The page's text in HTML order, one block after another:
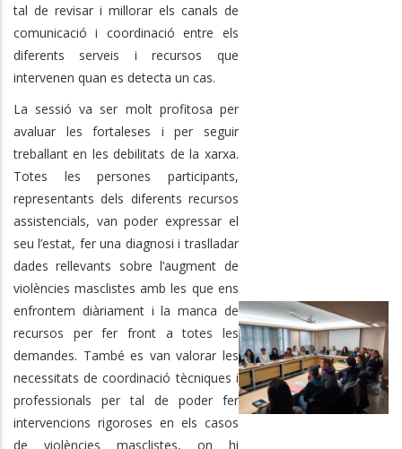
tal de revisar i millorar els canals de
comunicació i coordinació entre els
diferents serveis i recursos que
intervenen quan es detecta un cas.
La sessió va ser molt profitosa per
avaluar les fortaleses i per seguir
treballant en les debilitats de la xarxa.
Totes les persones participants,
representants dels diferents recursos
assistencials, van poder expressar el
seu l’estat, fer una diagnosi i traslladar
dades rellevants sobre l’augment de
violències masclistes amb les que ens
enfrontem diàriament i la manca de
recursos per fer front a totes les
demandes. També es van valorar les
necessitats de coordinació tècniques i
professionals per tal de poder fer
intervencions rigoroses en els casos
de violències masclistes, on hi